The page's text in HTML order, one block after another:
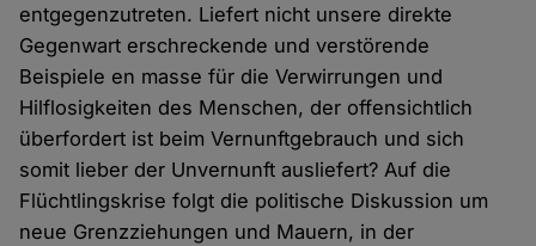
entgegenzutreten. Liefert nicht unsere direkte
Gegenwart erschreckende und verstörende
Beispiele en masse für die Verwirrungen und
Hilflosigkeiten des Menschen, der offensichtlich
überfordert ist beim Vernunftgebrauch und sich
somit lieber der Unvernunft ausliefert? Auf die
Flüchtlingskrise folgt die politische Diskussion um
neue Grenzziehungen und Mauern, in der